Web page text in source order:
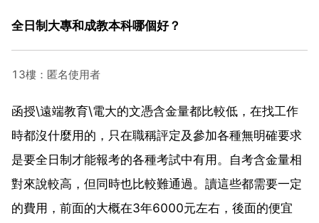
全日制大專和成教本科哪個好？
13樓：匿名使用者
函授\遠端教育\電大的文憑含金量都比較低，在找工作
時都沒什麼用的，只在職稱評定及參加各種無明確要求
是要全日制才能報考的各種考試中有用。自考含金量相
對來說較高，但同時也比較難通過。讀這些都需要一定
的費用，前面的大概在3年6000元左右，後面的便宜